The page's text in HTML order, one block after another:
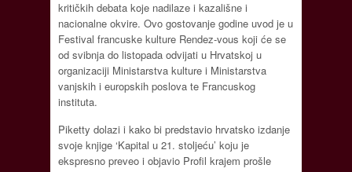
kritičkih debata koje nadilaze i kazališne i
nacionalne okvire. Ovo gostovanje godine uvod je u
Festival francuske kulture Rendez-vous koji će se
od svibnja do listopada odvijati u Hrvatskoj u
organizaciji Ministarstva kulture i Ministarstva
vanjskih i europskih poslova te Francuskog
instituta.
Piketty dolazi i kako bi predstavio hrvatsko izdanje
svoje knjige ‘Kapital u 21. stoljeću’ koju je
ekspresno preveo i objavio Profil krajem prošle